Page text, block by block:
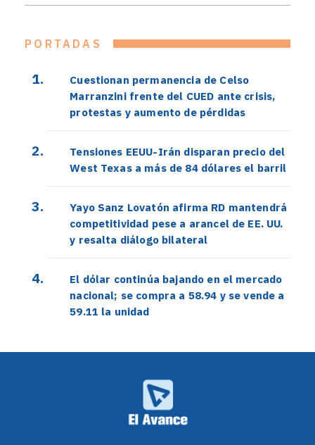
PORTADAS
Cuestionan permanencia de Celso
Marranzini frente del CUED ante crisis,
protestas y aumento de pérdidas
Tensiones EEUU-Irán disparan precio del
West Texas a más de 84 dólares el barril
Yayo Sanz Lovatón afirma RD mantendrá
competitividad pese a arancel de EE. UU.
y resalta diálogo bilateral
El dólar continúa bajando en el mercado
nacional; se compra a 58.94 y se vende a
59.11 la unidad